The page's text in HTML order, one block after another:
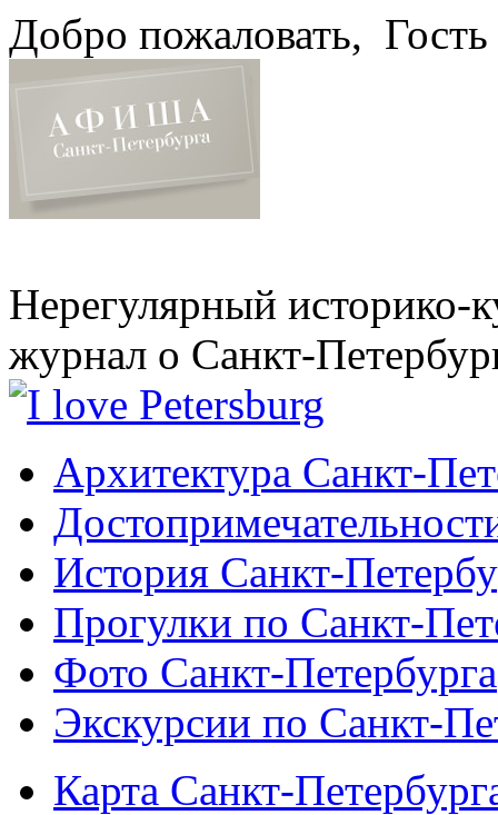
Добро пожаловать, Гость
Нерегулярный историко-
журнал о Санкт-
Архитектура Санкт-
История Санкт-
Прогулки по Санкт-
Фото Санкт-Петербурга
Экскурсии по Санкт-
Карта Санкт-